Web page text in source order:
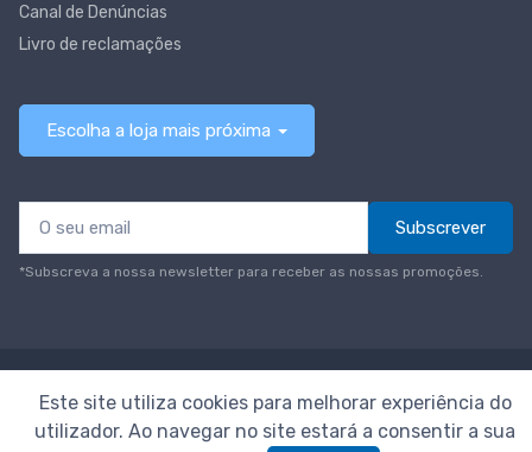
Canal de Denúncias
Livro de reclamações
Escolha a loja mais próxima
Subscrever
*Subscreva a nossa newsletter para receber as nossas promoções.
© Todos os direitos reservadosNeomáquina
Este site utiliza cookies para melhorar experiência do
utilizador. Ao navegar no site estará a consentir a sua